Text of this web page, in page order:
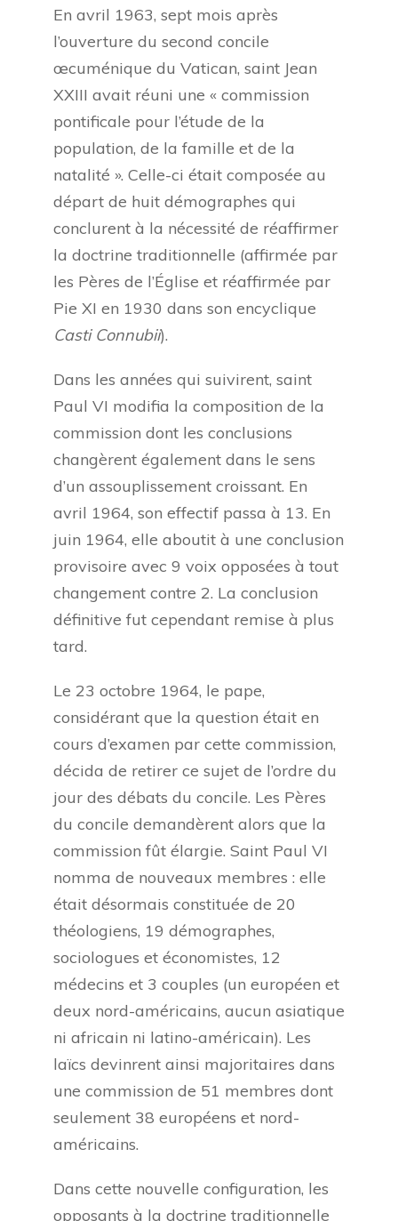
En avril 1963, sept mois après
l’ouverture du second concile
œcuménique du Vatican, saint Jean
XXIII avait réuni une « commission
pontificale pour l’étude de la
population, de la famille et de la
natalité ». Celle-ci était composée au
départ de huit démographes qui
conclurent à la nécessité de réaffirmer
la doctrine traditionnelle (affirmée par
les Pères de l’Église et réaffirmée par
Pie XI en 1930 dans son encyclique
Casti Connubii).
Dans les années qui suivirent, saint
Paul VI modifia la composition de la
commission dont les conclusions
changèrent également dans le sens
d’un assouplissement croissant. En
avril 1964, son effectif passa à 13. En
juin 1964, elle aboutit à une conclusion
provisoire avec 9 voix opposées à tout
changement contre 2. La conclusion
définitive fut cependant remise à plus
tard.
Le 23 octobre 1964, le pape,
considérant que la question était en
cours d’examen par cette commission,
décida de retirer ce sujet de l’ordre du
jour des débats du concile. Les Pères
du concile demandèrent alors que la
commission fût élargie. Saint Paul VI
nomma de nouveaux membres : elle
était désormais constituée de 20
théologiens, 19 démographes,
sociologues et économistes, 12
médecins et 3 couples (un européen et
deux nord-américains, aucun asiatique
ni africain ni latino-américain). Les
laïcs devinrent ainsi majoritaires dans
une commission de 51 membres dont
seulement 38 européens et nord-
américains.
Dans cette nouvelle configuration, les
opposants à la doctrine traditionnelle